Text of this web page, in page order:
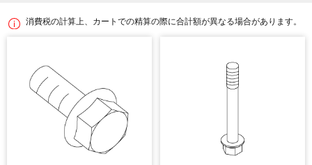
消費税の計算上、カートでの精算の際に合計額が異なる場合があります。